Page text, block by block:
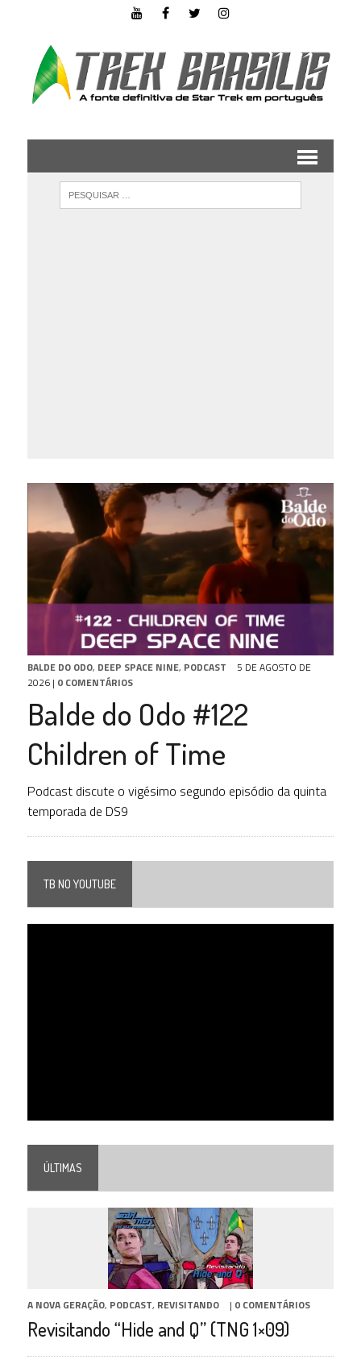
BALDE DO ODO, DEEP SPACE NINE, PODCAST
5 DE AGOSTO DE
2026| 0 COMENTÁRIOS
Balde do Odo #122
Children of Time
Podcast discute o vigésimo segundo episódio da quinta
temporada de DS9
TB NO YOUTUBE
ÚLTIMAS
A NOVA GERAÇÃO, PODCAST, REVISITANDO | 0 COMENTÁRIOS
Revisitando “Hide and Q” (TNG 1×09)